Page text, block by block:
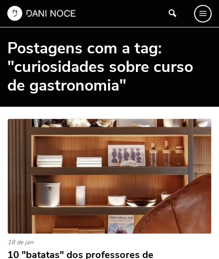
Postagens com a tag:
"curiosidades sobre curso
de gastronomia"
18 de jan
10 "batatas" dos professores de